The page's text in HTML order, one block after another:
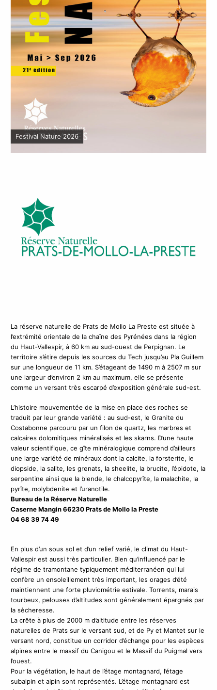
Festival Nature 2026
La réserve naturelle de Prats de Mollo La Preste est située à
l’extrémité orientale de la chaîne des Pyrénées dans la région
du Haut-Vallespir, à 60 km au sud-ouest de Perpignan. Le
territoire s’étire depuis les sources du Tech jusqu’au Pla Guillem
sur une longueur de 11 km. S’étageant de 1490 m à 2507 m sur
une largeur d’environ 2 km au maximum, elle se présente
comme un versant très escarpé d’exposition générale sud-est.
L’histoire mouvementée de la mise en place des roches se
traduit par leur grande variété : au sud-est, le Granite du
Costabonne parcouru par un filon de quartz, les marbres et
calcaires dolomitiques minéralisés et les skarns. D’une haute
valeur scientifique, ce gîte minéralogique comprend d’ailleurs
une large variété de minéraux dont la calcite, la forsterite, le
diopside, la salite, les grenats, la sheelite, la brucite, l’épidote, la
serpentine ainsi que la blende, le chalcopyrîte, la malachite, la
pyrîte, molybdenite et l’uranotile.
Bureau de la Réserve Naturelle
Caserne Mangin 66230 Prats de Mollo la Preste
04 68 39 74 49
En plus d’un sous sol et d’un relief varié, le climat du Haut-
Vallespir est aussi très particulier. Bien qu’influencé par le
régime de tramontane typiquement méditerranéen qui lui
confère un ensoleillement très important, les orages d’été
maintiennent une forte pluviométrie estivale. Torrents, marais
tourbeux, pelouses d’altitudes sont généralement épargnés par
la sècheresse.
La crête à plus de 2000 m d’altitude entre les réserves
naturelles de Prats sur le versant sud, et de Py et Mantet sur le
versant nord, constitue un corridor d’échange pour les espèces
alpines entre le massif du Canigou et le Massif du Puigmal vers
l’ouest.
Pour la végétation, le haut de l’étage montagnard, l’étage
subalpin et alpin sont représentés. L’étage montagnard est